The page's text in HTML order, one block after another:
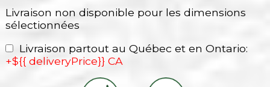
Livraison non disponible pour les dimensions
sélectionnées
Livraison partout au Québec et en Ontario:
+${{ deliveryPrice}} CA